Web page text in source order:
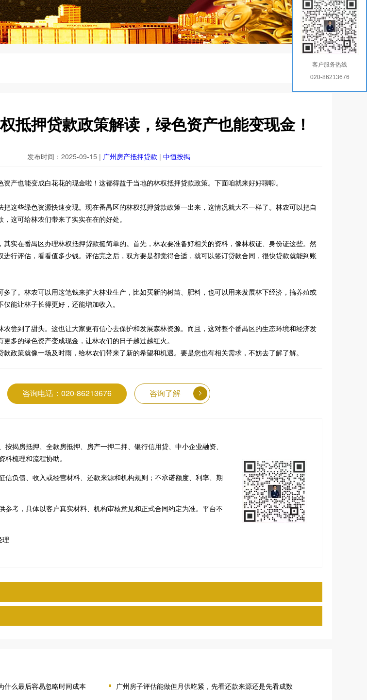
抵押贷款政策解读，绿色资产也能变现金！
发布时间：2025-09-15 | 广州房产抵押贷款 | 中恒按揭
产也能变成白花花的现金啦！这都得益于当地的林权抵押贷款政策。下面咱就来好好聊聊。
这些绿色资源快速变现。现在番禺区的林权抵押贷款政策一出来，这情况就大不一样了。林农可以把自
这可给林农们带来了实实在在的好处。
实在番禺区办理林权抵押贷款挺简单的。首先，林农要准备好相关的资料，像林权证、身份证这些。然
进行评估，看看值多少钱。评估完之后，双方要是都觉得合适，就可以签订贷款合同，很快贷款就能到账
了。林农可以用这笔钱来扩大林业生产，比如买新的树苗、肥料，也可以用来发展林下经济，搞养殖或
能让林子长得更好，还能增加收入。
尝到了甜头。这也让大家更有信心去保护和发展森林资源。而且，这对整个番禺区的生态环境和经济发
多的绿色资产变成现金，让林农们的日子越过越红火。
政策就像一场及时雨，给林农们带来了新的希望和机遇。要是您也有相关需求，不妨去了解了解。
咨询电话：020-86213676 咨询了解
按揭房抵押、全款房抵押、房产一押二押、银行信用贷、中小企业融资、
梳理和流程协助。
信负债、收入或经营材料、还款来源和机构规则；不承诺额度、利率、期
参考，具体以客户真实材料、机构审核意见和正式合同约定为准。平台不
理
什么最后容易忽略时间成本 广州房子评估能做但月供吃紧，先看还款来源还是先看成数
客户服务热线
020-86213676